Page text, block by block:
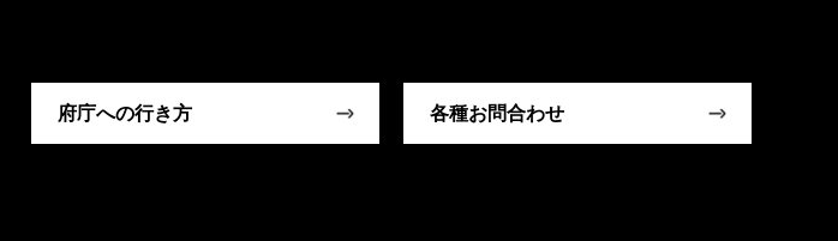
府庁への行き方 各種お問合わせ